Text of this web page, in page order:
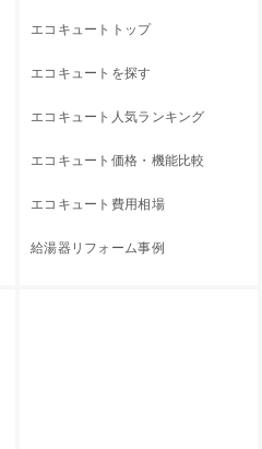
エコキュートトップ
エコキュートを探す
エコキュート人気ランキング
エコキュート価格・機能比較
エコキュート費用相場
給湯器リフォーム事例